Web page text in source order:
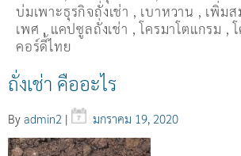
บ่มเพาะธุรกิจถั่งเช่า , เบาหวาน , เพิ่มส
เพศ , แคปซูลถั่งเช่า ,โครมาโตแกรม ,
คอร์ดี้ไทย
ถั่งเช่า คืออะไร
By admin2 | มกราคม 19, 2020